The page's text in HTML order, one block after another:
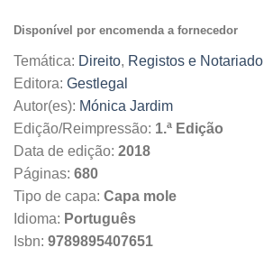
original
35.90€.
atual
32.31€.
Disponível por encomenda a fornecedor
Temática: Direito, Registos e Notariado
Editora: Gestlegal
Autor(es): Mónica Jardim
Edição/Reimpressão: 1.ª Edição
Data de edição: 2018
Páginas: 680
Tipo de capa: Capa mole
Idioma: Português
Isbn: 9789895407651